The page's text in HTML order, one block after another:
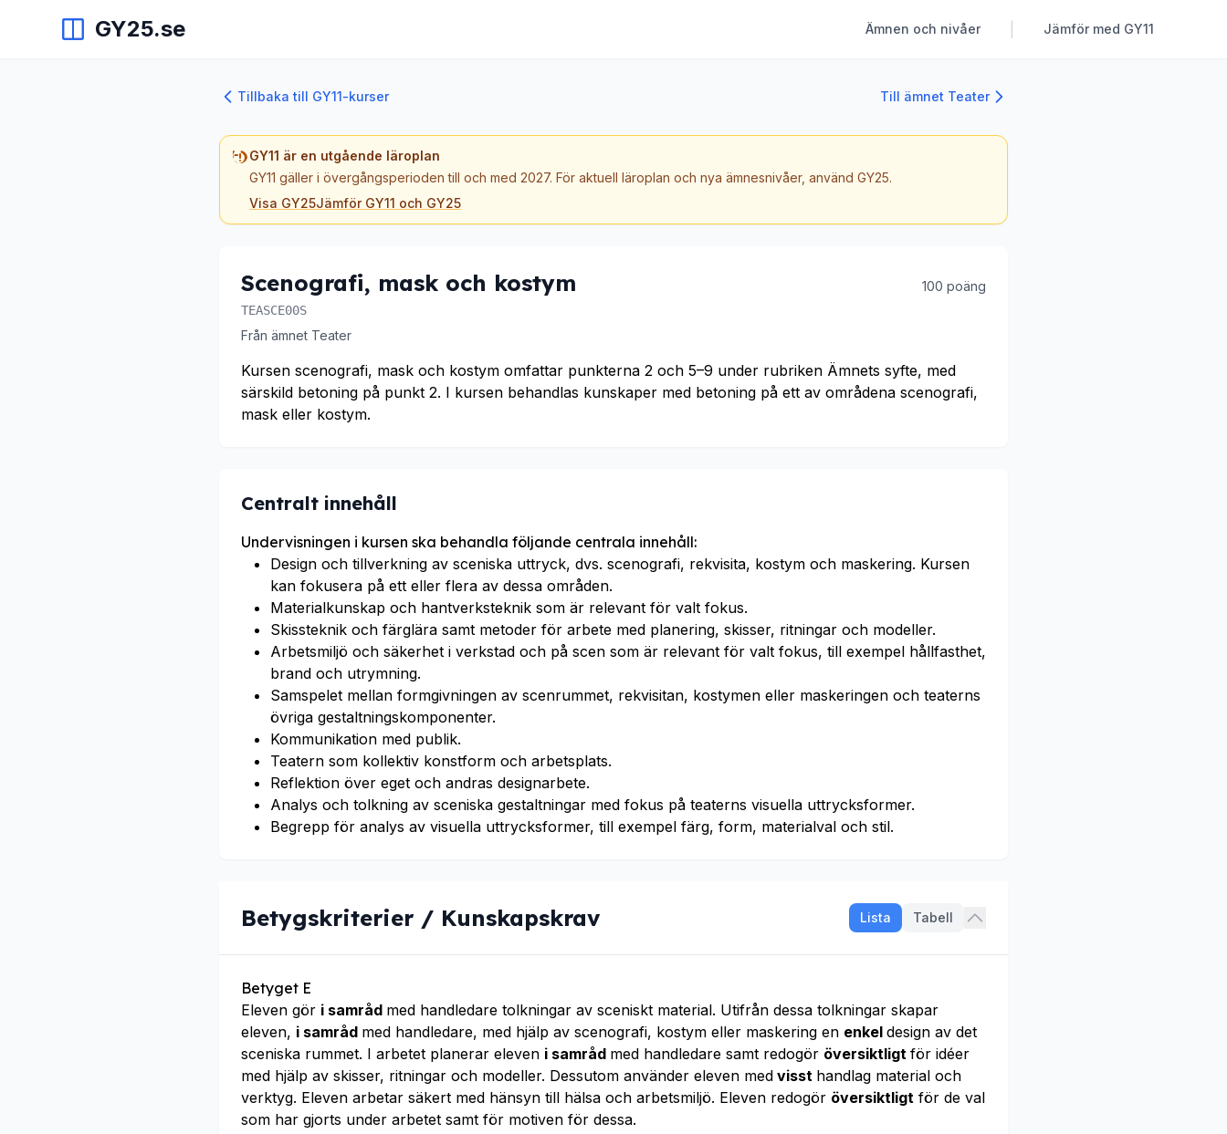
GY25.se Ämnen och nivåer Jämför med GY11
Tillbaka till GY11-kurser Till ämnet Teater
GY11 är en utgående läroplan
GY11 gäller i övergångsperioden till och med 2027. För aktuell läroplan och nya ämnesnivåer, använd GY25.
Visa GY25Jämför GY11 och GY25
Scenografi, mask och kostym 100 poäng
TEASCE00S
Från ämnet Teater
Kursen scenografi, mask och kostym omfattar punkterna 2 och 5–9 under rubriken Ämnets syfte, med
särskild betoning på punkt 2. I kursen behandlas kunskaper med betoning på ett av områdena scenografi,
mask eller kostym.
Centralt innehåll
Undervisningen i kursen ska behandla följande centrala innehåll:
Design och tillverkning av sceniska uttryck, dvs. scenografi, rekvisita, kostym och maskering. Kursen
kan fokusera på ett eller flera av dessa områden.
Materialkunskap och hantverksteknik som är relevant för valt fokus.
Skissteknik och färglära samt metoder för arbete med planering, skisser, ritningar och modeller.
Arbetsmiljö och säkerhet i verkstad och på scen som är relevant för valt fokus, till exempel hållfasthet,
brand och utrymning.
Samspelet mellan formgivningen av scenrummet, rekvisitan, kostymen eller maskeringen och teaterns
övriga gestaltningskomponenter.
Kommunikation med publik.
Teatern som kollektiv konstform och arbetsplats.
Reflektion över eget och andras designarbete.
Analys och tolkning av sceniska gestaltningar med fokus på teaterns visuella uttrycksformer.
Begrepp för analys av visuella uttrycksformer, till exempel färg, form, materialval och stil.
Betygskriterier / Kunskapskrav Lista Tabell
Betyget E
Eleven gör i samråd med handledare tolkningar av sceniskt material. Utifrån dessa tolkningar skapar
eleven, i samråd med handledare, med hjälp av scenografi, kostym eller maskering en enkel design av det
sceniska rummet. I arbetet planerar eleven i samråd med handledare samt redogör översiktligt för idéer
med hjälp av skisser, ritningar och modeller. Dessutom använder eleven med visst handlag material och
verktyg. Eleven arbetar säkert med hänsyn till hälsa och arbetsmiljö. Eleven redogör översiktligt för de val
som har gjorts under arbetet samt för motiven för dessa.